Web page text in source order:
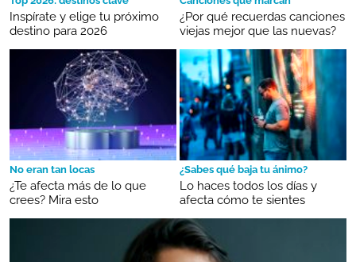
Inspírate y elige tu próximo
destino para 2026
¿Por qué recuerdas canciones
viejas mejor que las nuevas?
No eran tan locas
¿Te afecta más de lo que
crees? Mira esto
¿Sabes qué baja tu ánimo?
Lo haces todos los días y
afecta cómo te sientes